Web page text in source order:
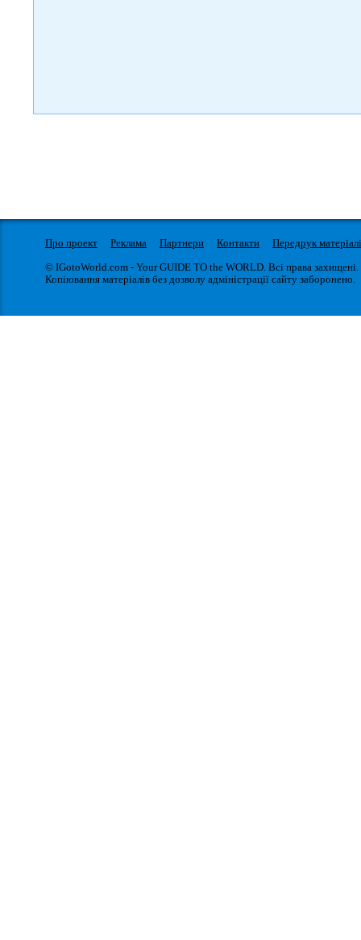
Про проект Реклама Партнери Контакти
Передрук
© IGotoWorld.com - Your GUIDE TO the WORLD. Всі права захищені.
Копіювання матеріалів без дозволу адміністрації сайту заборонено.